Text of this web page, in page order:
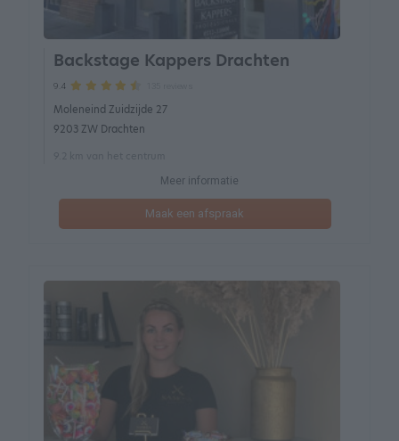
Backstage Kappers Drachten
9.4
Moleneind Zuidzijde 27
9203 ZW Drachten
Meer informatie
Maak een afspraak